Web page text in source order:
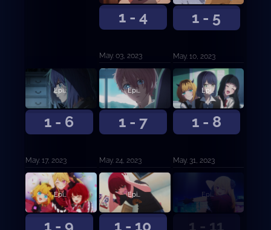
1 - 4
May. 03, 2023
1 - 5
May. 10, 2023
1 - 6
Episodio 6
May. 17, 2023
1 - 7
Episodio 7
May. 24, 2023
1 - 8
Episodio 8
May. 31, 2023
1 - 9
Episodio 9
1 - 10
Episodio 10
1 - 11
Episodio 11